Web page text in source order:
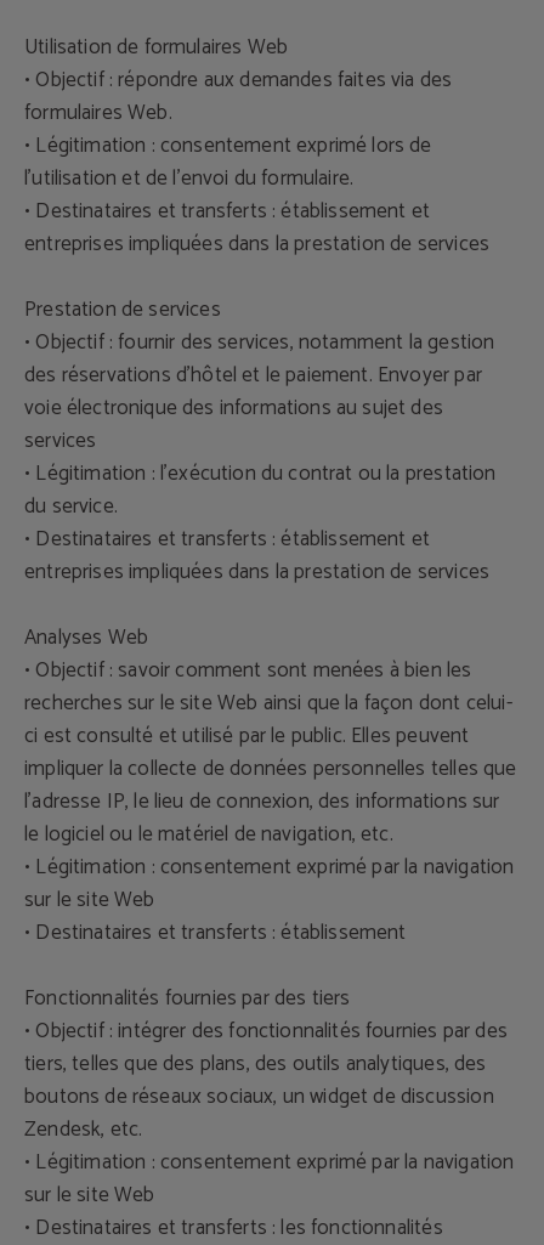
Utilisation de formulaires Web
• Objectif : répondre aux demandes faites via des
formulaires Web.
• Légitimation : consentement exprimé lors de
l'utilisation et de l'envoi du formulaire.
• Destinataires et transferts : établissement et
entreprises impliquées dans la prestation de services
Prestation de services
• Objectif : fournir des services, notamment la gestion
des réservations d'hôtel et le paiement. Envoyer par
voie électronique des informations au sujet des
services
• Légitimation : l'exécution du contrat ou la prestation
du service.
• Destinataires et transferts : établissement et
entreprises impliquées dans la prestation de services
Analyses Web
• Objectif : savoir comment sont menées à bien les
recherches sur le site Web ainsi que la façon dont celui-
ci est consulté et utilisé par le public. Elles peuvent
impliquer la collecte de données personnelles telles que
l'adresse IP, le lieu de connexion, des informations sur
le logiciel ou le matériel de navigation, etc.
• Légitimation : consentement exprimé par la navigation
sur le site Web
• Destinataires et transferts : établissement
Fonctionnalités fournies par des tiers
• Objectif : intégrer des fonctionnalités fournies par des
tiers, telles que des plans, des outils analytiques, des
boutons de réseaux sociaux, un widget de discussion
Zendesk, etc.
• Légitimation : consentement exprimé par la navigation
sur le site Web
• Destinataires et transferts : les fonctionnalités